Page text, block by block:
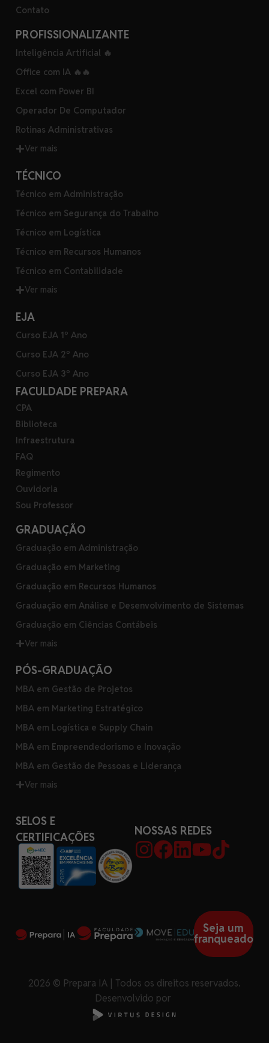
Contato
PROFISSIONALIZANTE
Inteligência Artificial 🔥
Office com IA 🔥🔥
Excel com Power BI
Operador De Computador
Rotinas Administrativas
Ver mais
TÉCNICO
Técnico em Administração
Técnico em Segurança do Trabalho
Técnico em Logística
Técnico em Recursos Humanos
Técnico em Contabilidade
Ver mais
EJA
Curso EJA 1º Ano
Curso EJA 2º Ano
Curso EJA 3º Ano
FACULDADE PREPARA
CPA
Biblioteca
Infraestrutura
FAQ
Regimento
Ouvidoria
Sou Professor
GRADUAÇÃO
Graduação em Administração
Graduação em Marketing
Graduação em Recursos Humanos
Graduação em Análise e Desenvolvimento de Sistemas
Graduação em Ciências Contábeis
Ver mais
PÓS-GRADUAÇÃO
MBA em Gestão de Projetos
MBA em Marketing Estratégico
MBA em Logística e Supply Chain
MBA em Empreendedorismo e Inovação
MBA em Gestão de Pessoas e Liderança
Ver mais
SELOS E
CERTIFICAÇÕES
NOSSAS REDES
Seja um
franqueado
2026 © Prepara IA | Todos os direitos reservados.
Desenvolvido por